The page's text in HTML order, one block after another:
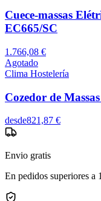
Cuece-massas
EC665/SC
1.766,08 €
Agotado
Clima Hostelería
Cozedor de
desde821,87 €
Envio gratis
En pedidos superiores a